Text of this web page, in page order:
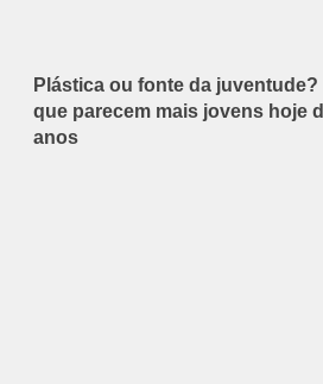
Plástica ou fonte da
que parecem mais jovens hoje
anos